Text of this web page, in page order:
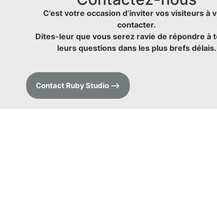
C’est votre occasion d’inviter vos visiteurs à
contacter.
Dites-leur que vous serez ravie de répondre à
leurs questions dans les plus brefs délais.
Contact Ruby Studio ⟶